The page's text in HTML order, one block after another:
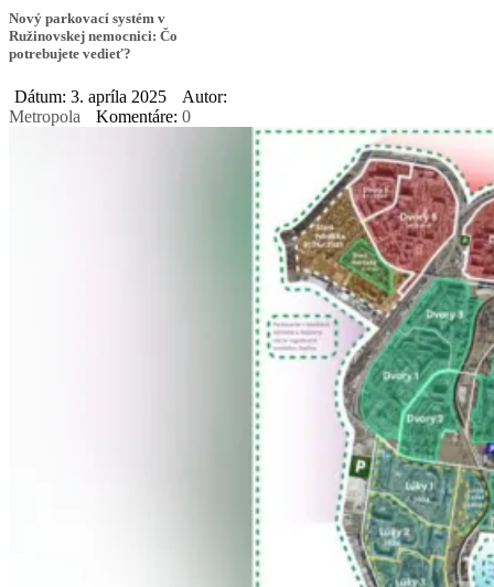
Nový parkovací systém v
Ružinovskej nemocnici: Čo
potrebujete vedieť?
Dátum: 3. apríla 2025
Autor:
Metropola
Komentáre: 0